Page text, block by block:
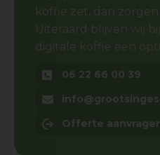
koffie zet, dan
Uiteraard blijven wij
digitale koffie een
06 22 66 00 39
Offerte